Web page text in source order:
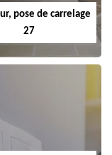
pose de carrelage
27